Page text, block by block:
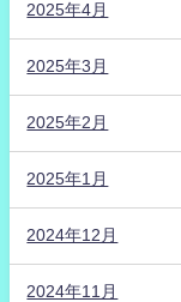
2025年4月
2025年3月
2025年2月
2025年1月
2024年12月
2024年11月